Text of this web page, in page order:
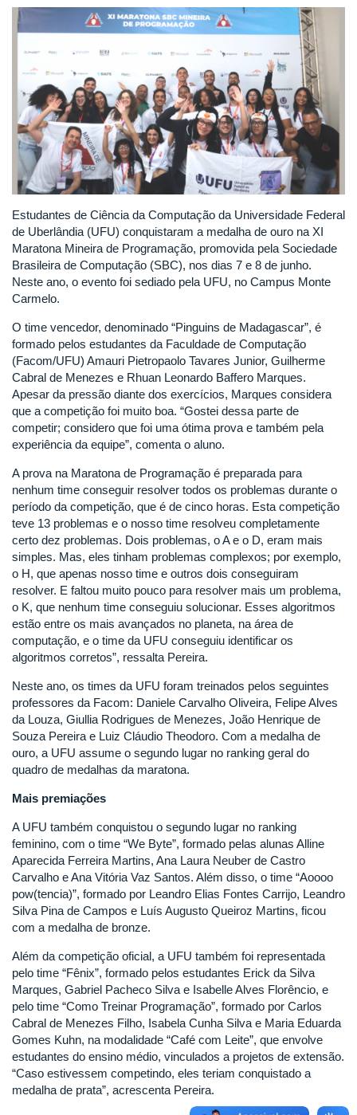
Estudantes de Ciência da Computação da Universidade Federal
de Uberlândia (UFU) conquistaram a medalha de ouro na XI
Maratona Mineira de Programação, promovida pela Sociedade
Brasileira de Computação (SBC), nos dias 7 e 8 de junho.
Neste ano, o evento foi sediado pela UFU, no Campus Monte
Carmelo.
O time vencedor, denominado “Pinguins de Madagascar”, é
formado pelos estudantes da Faculdade de Computação
(Facom/UFU) Amauri Pietropaolo Tavares Junior, Guilherme
Cabral de Menezes e Rhuan Leonardo Baffero Marques.
Apesar da pressão diante dos exercícios, Marques considera
que a competição foi muito boa. “Gostei dessa parte de
competir; considero que foi uma ótima prova e também pela
experiência da equipe”, comenta o aluno.
A prova na Maratona de Programação é preparada para
nenhum time conseguir resolver todos os problemas durante o
período da competição, que é de cinco horas. Esta competição
teve 13 problemas e o nosso time resolveu completamente
certo dez problemas. Dois problemas, o A e o D, eram mais
simples. Mas, eles tinham problemas complexos; por exemplo,
o H, que apenas nosso time e outros dois conseguiram
resolver. E faltou muito pouco para resolver mais um problema,
o K, que nenhum time conseguiu solucionar. Esses algoritmos
estão entre os mais avançados no planeta, na área de
computação, e o time da UFU conseguiu identificar os
algoritmos corretos”, ressalta Pereira.
Neste ano, os times da UFU foram treinados pelos seguintes
professores da Facom: Daniele Carvalho Oliveira, Felipe Alves
da Louza, Giullia Rodrigues de Menezes, João Henrique de
Souza Pereira e Luiz Cláudio Theodoro. Com a medalha de
ouro, a UFU assume o segundo lugar no ranking geral do
quadro de medalhas da maratona.
Mais premiações
A UFU também conquistou o segundo lugar no ranking
feminino, com o time “We Byte”, formado pelas alunas Alline
Aparecida Ferreira Martins, Ana Laura Neuber de Castro
Carvalho e Ana Vitória Vaz Santos. Além disso, o time “Aoooo
pow(tencia)”, formado por Leandro Elias Fontes Carrijo, Leandro
Silva Pina de Campos e Luís Augusto Queiroz Martins, ficou
com a medalha de bronze.
Além da competição oficial, a UFU também foi representada
pelo time “Fênix”, formado pelos estudantes Erick da Silva
Marques, Gabriel Pacheco Silva e Isabelle Alves Florêncio, e
pelo time “Como Treinar Programação”, formado por Carlos
Cabral de Menezes Filho, Isabela Cunha Silva e Maria Eduarda
Gomes Kuhn, na modalidade “Café com Leite”, que envolve
estudantes do ensino médio, vinculados a projetos de extensão.
“Caso estivessem competindo, eles teriam conquistado a
medalha de prata”, acrescenta Pereira.